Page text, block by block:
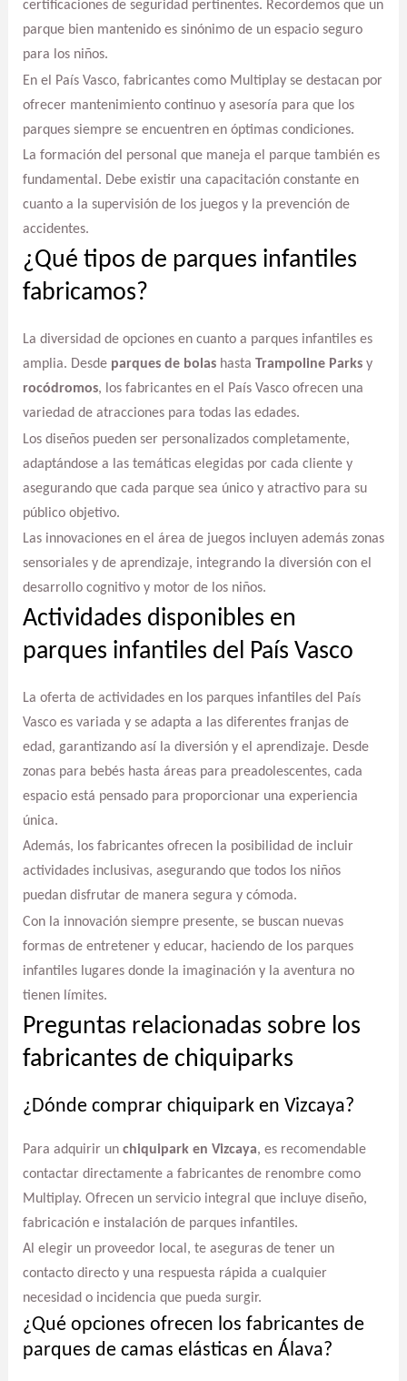
certificaciones de seguridad pertinentes. Recordemos que un
parque bien mantenido es sinónimo de un espacio seguro
para los niños.
En el País Vasco, fabricantes como Multiplay se destacan por
ofrecer mantenimiento continuo y asesoría para que los
parques siempre se encuentren en óptimas condiciones.
La formación del personal que maneja el parque también es
fundamental. Debe existir una capacitación constante en
cuanto a la supervisión de los juegos y la prevención de
accidentes.
¿Qué tipos de parques infantiles
fabricamos?
La diversidad de opciones en cuanto a parques infantiles es
amplia. Desde parques de bolashasta Trampoline Parksy
rocódromos, los fabricantes en el País Vasco ofrecen una
variedad de atracciones para todas las edades.
Los diseños pueden ser personalizados completamente,
adaptándose a las temáticas elegidas por cada cliente y
asegurando que cada parque sea único y atractivo para su
público objetivo.
Las innovaciones en el área de juegos incluyen además zonas
sensoriales y de aprendizaje, integrando la diversión con el
desarrollo cognitivo y motor de los niños.
Actividades disponibles en
parques infantiles del País Vasco
La oferta de actividades en los parques infantiles del País
Vasco es variada y se adapta a las diferentes franjas de
edad, garantizando así la diversión y el aprendizaje. Desde
zonas para bebés hasta áreas para preadolescentes, cada
espacio está pensado para proporcionar una experiencia
única.
Además, los fabricantes ofrecen la posibilidad de incluir
actividades inclusivas, asegurando que todos los niños
puedan disfrutar de manera segura y cómoda.
Con la innovación siempre presente, se buscan nuevas
formas de entretener y educar, haciendo de los parques
infantiles lugares donde la imaginación y la aventura no
tienen límites.
Preguntas relacionadas sobre los
fabricantes de chiquiparks
¿Dónde comprar chiquipark en Vizcaya?
Para adquirir un chiquipark en Vizcaya, es recomendable
contactar directamente a fabricantes de renombre como
Multiplay. Ofrecen un servicio integral que incluye diseño,
fabricación e instalación de parques infantiles.
Al elegir un proveedor local, te aseguras de tener un
contacto directo y una respuesta rápida a cualquier
necesidad o incidencia que pueda surgir.
¿Qué opciones ofrecen los fabricantes de
parques de camas elásticas en Álava?